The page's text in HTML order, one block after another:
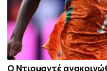
Ο Ντιομαντέ